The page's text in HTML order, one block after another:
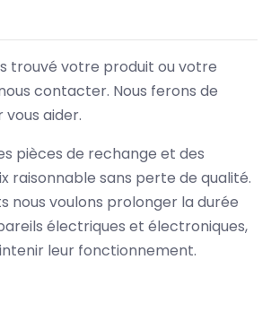
trouvé votre produit ou votre
contacter. Nous ferons de
aider.
pièces de rechange et des
raisonnable sans perte de qualité.
nous voulons prolonger la durée
électriques et électroniques,
leur fonctionnement.